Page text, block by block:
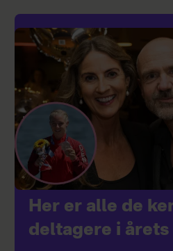
Her er alle de
deltagere i årets